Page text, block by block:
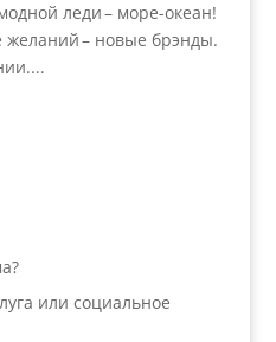
леди – море-океан!
– новые брэнды.
или социальное